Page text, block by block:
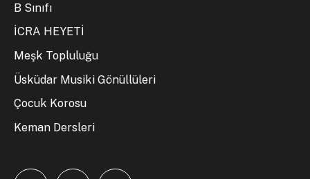
B Sınıfı
İCRA HEYETİ
Meşk Topluluğu
Üsküdar Musiki Gönüllüleri
Çocuk Korosu
Keman Dersleri